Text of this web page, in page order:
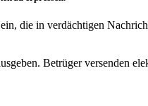
die in verdächtigen
Betrüger versenden